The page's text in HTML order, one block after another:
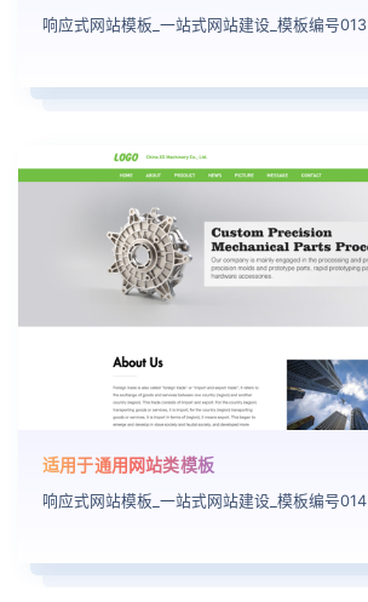
响应式网站模板_一站式网站建设_模板编号013
适用于通用网站类模板
响应式网站模板_一站式网站建设_模板编号014